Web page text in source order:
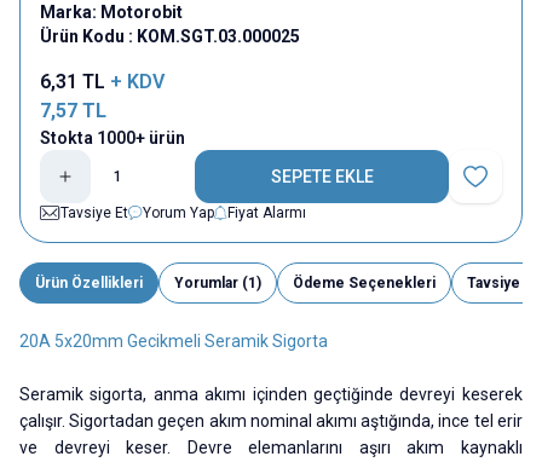
Marka: Motorobit
Ürün Kodu : KOM.SGT.03.000025
6,31 TL + KDV
7,57 TL
Stokta 1000+ ürün
SEPETE EKLE
Favoriye
Tavsiye Et
Yorum Yap Fiyat Alarmı
Ürün Özellikleri Yorumlar (1) Ödeme Seçenekleri Tavsiye Et
20A 5x20mm Gecikmeli Seramik Sigorta
Seramik sigorta, anma akımı içinden geçtiğinde devreyi keserek
çalışır. Sigortadan geçen akım nominal akımı aştığında, ince tel erir
ve devreyi keser. Devre elemanlarını aşırı akım kaynaklı